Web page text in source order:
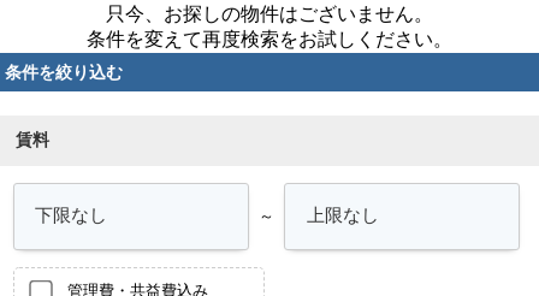
只今、お探しの物件はございません。
条件を変えて再度検索をお試しください。
条件を絞り込む
賃料
～
管理費・共益費込み